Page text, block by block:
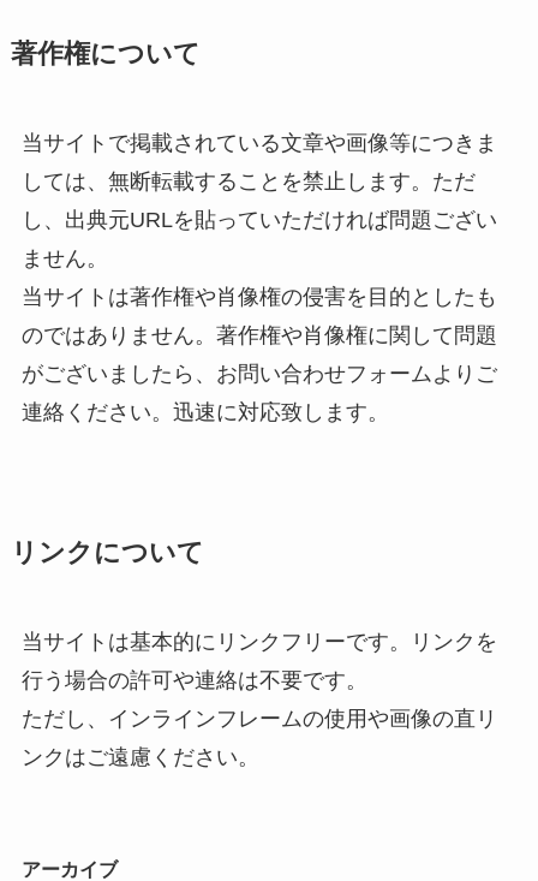
著作権について
当サイトで掲載されている文章や画像等につきま
しては、無断転載することを禁止します。ただ
し、出典元URLを貼っていただければ問題ござい
ません。
当サイトは著作権や肖像権の侵害を目的としたも
のではありません。著作権や肖像権に関して問題
がございましたら、お問い合わせフォームよりご
連絡ください。迅速に対応致します。
リンクについて
当サイトは基本的にリンクフリーです。リンクを
行う場合の許可や連絡は不要です。
ただし、インラインフレームの使用や画像の直リ
ンクはご遠慮ください。
アーカイブ